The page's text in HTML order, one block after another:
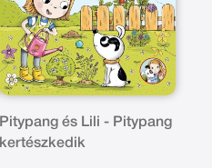
Pitypang és Lili - Pitypang
kertészkedik